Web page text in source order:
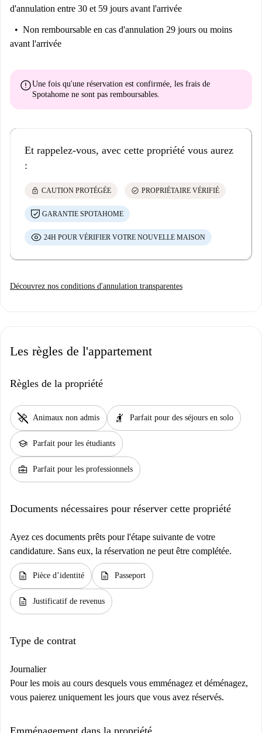
d'annulation entre 30 et 59 jours avant l'arrivée
Non remboursable en cas d'annulation 29 jours ou moins
avant l'arrivée
errorUne fois qu'une réservation est confirmée, les frais de
Spotahome ne sont pas remboursables.
Et rappelez-vous, avec cette propriété vous aurez
:
lock CAUTION PROTÉGÉE check_circle PROPRIÉTAIRE VÉRIFIÉ
GARANTIE SPOTAHOME
24H POUR VÉRIFIER VOTRE NOUVELLE MAISON
Découvrez nos conditions d'annulation transparentes
Les règles de l'appartement
Règles de la propriété
pet_supplies Animaux non admis hail Parfait pour des séjours en solo
school Parfait pour les étudiants
business_center Parfait pour les professionnels
Documents nécessaires pour réserver cette propriété
Ayez ces documents prêts pour l'étape suivante de votre
candidature. Sans eux, la réservation ne peut être complétée.
description Pièce d’identité description Passeport
description Justificatif de revenus
Type de contrat
Journalier
Pour les mois au cours desquels vous emménagez et déménagez,
vous paierez uniquement les jours que vous avez réservés.
Emménagement dans la propriété